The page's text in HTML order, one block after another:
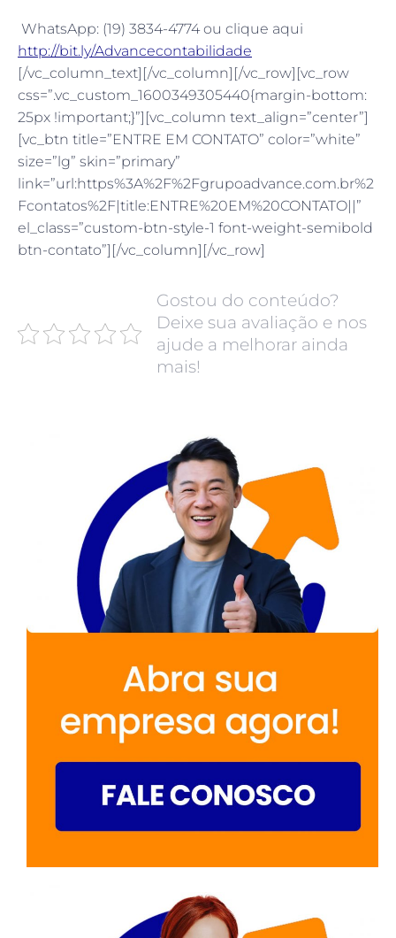
WhatsApp: (19) 3834-4774 ou clique aqui
http://bit.ly/Advancecontabilidade
[/vc_column_text][/vc_column][/vc_row][vc_row
css=”.vc_custom_1600349305440{margin-bottom:
25px !important;}”][vc_column text_align=”center”]
[vc_btn title=”ENTRE EM CONTATO” color=”white”
size=”lg” skin=”primary”
link=”url:https%3A%2F%2Fgrupoadvance.com.br%2
Fcontatos%2F|title:ENTRE%20EM%20CONTATO||”
el_class=”custom-btn-style-1 font-weight-semibold
btn-contato”][/vc_column][/vc_row]
Gostou do conteúdo?
Deixe sua avaliação e nos
ajude a melhorar ainda
mais!